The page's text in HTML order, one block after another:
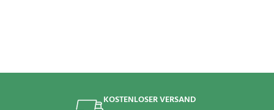
KOSTENLOSER VERSAND